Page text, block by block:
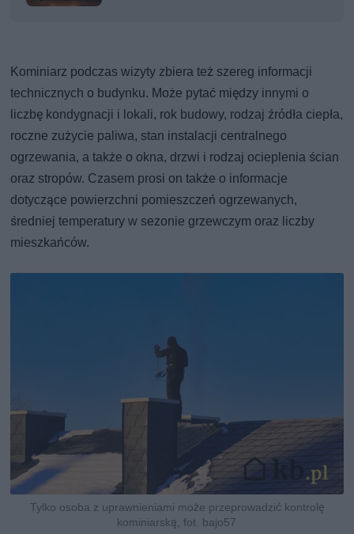
Kominiarz podczas wizyty zbiera też szereg informacji
technicznych o budynku. Może pytać między innymi o
liczbę kondygnacji i lokali, rok budowy, rodzaj źródła ciepła,
roczne zużycie paliwa, stan instalacji centralnego
ogrzewania, a także o okna, drzwi i rodzaj ocieplenia ścian
oraz stropów. Czasem prosi on także o informacje
dotyczące powierzchni pomieszczeń ogrzewanych,
średniej temperatury w sezonie grzewczym oraz liczby
mieszkańców.
Tylko osoba z uprawnieniami może przeprowadzić kontrolę
kominiarską, fot. bajo57